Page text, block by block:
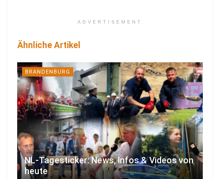
ADVERTISEMENT
Ähnliche Artikel
BRANDENBURG
NL-Tagesticker: News, Infos & Videos von
heute